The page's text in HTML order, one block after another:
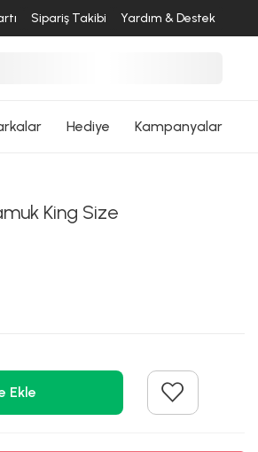
Sipariş Takibi Yardım & Destek
Hediye Kampanyalar
King Size
Ekle